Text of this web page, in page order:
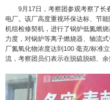
9月17日，考察团参观考察了长
电厂。该厂高度重视环保达标、节
机组检修契机，进行了锅炉低氮燃
力度，对锅炉等离子燃烧器、轴流
厂氮氧化物浓度达到100 毫克/标准
流，考察团员们表示在脱硫脱硝、